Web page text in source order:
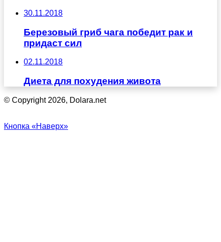
30.11.2018
Березовый гриб чага победит рак и
придаст сил
02.11.2018
Диета для похудения живота
© Copyright 2026, Dolara.net
Кнопка «Наверх»